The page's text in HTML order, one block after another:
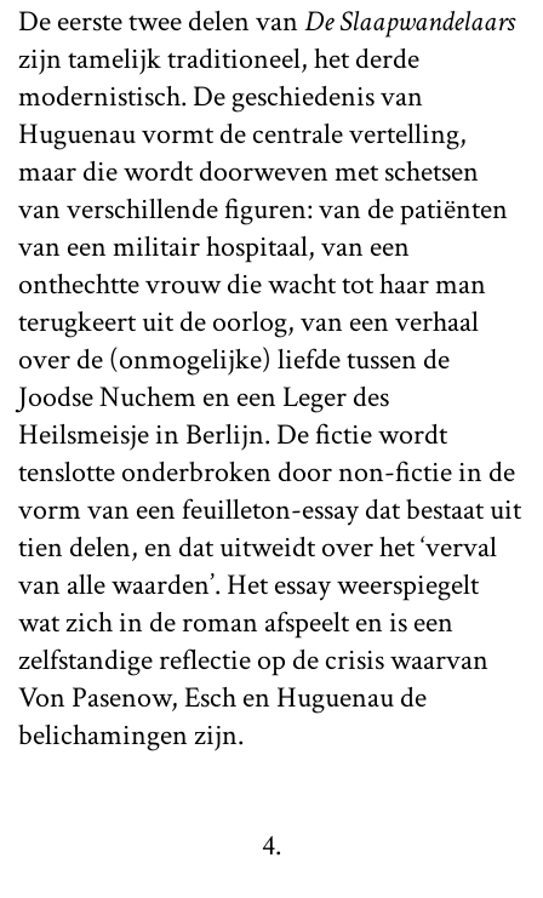
De eerste twee delen vanDe Slaapwandelaars
zijn tamelijk traditioneel, het derde
modernistisch. De geschiedenis van
Huguenau vormt de centrale vertelling,
maar die wordt doorweven met schetsen
van verschillende figuren: van de patiënten
van een militair hospitaal, van een
onthechtte vrouw die wacht tot haar man
terugkeert uit de oorlog, van een verhaal
over de (onmogelijke) liefde tussen de
Joodse Nuchem en een Leger des
Heilsmeisje in Berlijn. De fictie wordt
tenslotte onderbroken door non-fictie in de
vorm van een feuilleton-essay dat bestaat uit
tien delen, en dat uitweidt over het ‘verval
van alle waarden’. Het essay weerspiegelt
wat zich in de roman afspeelt en is een
zelfstandige reflectie op de crisis waarvan
Von Pasenow, Esch en Huguenau de
belichamingen zijn.
4.